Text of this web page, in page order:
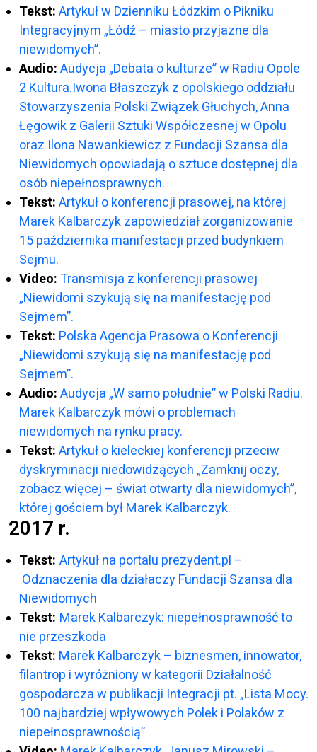
Tekst: Artykuł w Dzienniku Łódzkim o Pikniku
Integracyjnym „Łódź – miasto przyjazne dla
niewidomych”.
Audio: Audycja „Debata o kulturze” w Radiu Opole
2 Kultura.Iwona Błaszczyk z opolskiego oddziału
Stowarzyszenia Polski Związek Głuchych, Anna
Łęgowik z Galerii Sztuki Współczesnej w Opolu
oraz Ilona Nawankiewicz z Fundacji Szansa dla
Niewidomych opowiadają o sztuce dostępnej dla
osób niepełnosprawnych.
Tekst: Artykuł o konferencji prasowej, na której
Marek Kalbarczyk zapowiedział zorganizowanie
15 października manifestacji przed budynkiem
Sejmu.
Video: Transmisja z konferencji prasowej
„Niewidomi szykują się na manifestację pod
Sejmem”.
Tekst: Polska Agencja Prasowa o Konferencji
„Niewidomi szykują się na manifestację pod
Sejmem”.
Audio: Audycja „W samo południe” w Polski Radiu.
Marek Kalbarczyk mówi o problemach
niewidomych na rynku pracy.
Tekst: Artykuł o kieleckiej konferencji przeciw
dyskryminacji niedowidzących „Zamknij oczy,
zobacz więcej – świat otwarty dla niewidomych”,
której gościem był Marek Kalbarczyk.
2017 r.
Tekst: Artykuł na portalu prezydent.pl –
Odznaczenia dla działaczy Fundacji Szansa dla
Niewidomych
Tekst: Marek Kalbarczyk: niepełnosprawność to
nie przeszkoda
Tekst: Marek Kalbarczyk – biznesmen, innowator,
filantrop i wyróżniony w kategorii Działalność
gospodarcza w publikacji Integracji pt. „Lista Mocy.
100 najbardziej wpływowych Polek i Polaków z
niepełnosprawnością”